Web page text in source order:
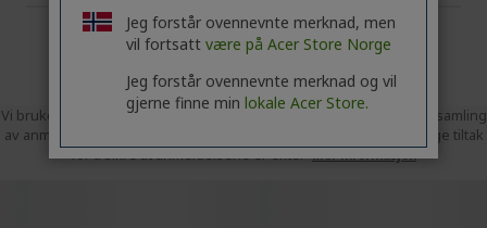
Vi bruker Trusted Shops som uavhengig tjenesteleverandør til innsamling
av anmeldelser. Trusted Shops har tatt rimelige og forholdsmessige tiltak
for å sikre at anmeldelsene er ekte. Mer informasjon
Jeg forstår ovennevnte merknad, men
vil fortsatt være på Acer Store Norge
Jeg forstår ovennevnte merknad og vil
gjerne finne min lokale Acer Store.